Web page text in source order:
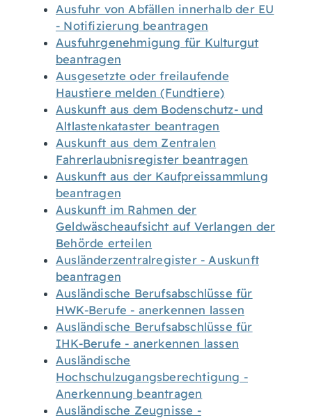
Ausfuhr von Abfällen innerhalb der EU
- Notifizierung beantragen
Ausfuhrgenehmigung für Kulturgut
beantragen
Ausgesetzte oder freilaufende
Haustiere melden (Fundtiere)
Auskunft aus dem Bodenschutz- und
Altlastenkataster beantragen
Auskunft aus dem Zentralen
Fahrerlaubnisregister beantragen
Auskunft aus der Kaufpreissammlung
beantragen
Auskunft im Rahmen der
Geldwäscheaufsicht auf Verlangen der
Behörde erteilen
Ausländerzentralregister - Auskunft
beantragen
Ausländische Berufsabschlüsse für
HWK-Berufe - anerkennen lassen
Ausländische Berufsabschlüsse für
IHK-Berufe - anerkennen lassen
Ausländische
Hochschulzugangsberechtigung -
Anerkennung beantragen
Ausländische Zeugnisse -